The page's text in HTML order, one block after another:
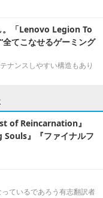
。「Lenovo Legion To
てこなせるゲーミング
ナンスしやすい構造もあり
of Reincarnation』
Souls』『ファイナルフ
ているであろう有志翻訳者